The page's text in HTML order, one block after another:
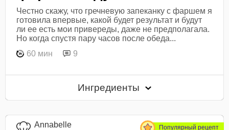
Честно скажу, что гречневую запеканку с фаршем я
готовила впервые, какой будет результат и будут
ли ее есть мои привереды, даже не предполагала.
Но когда спустя пару часов после обеда...
60 мин
9
Ингредиенты
Annabelle Популярный рецепт